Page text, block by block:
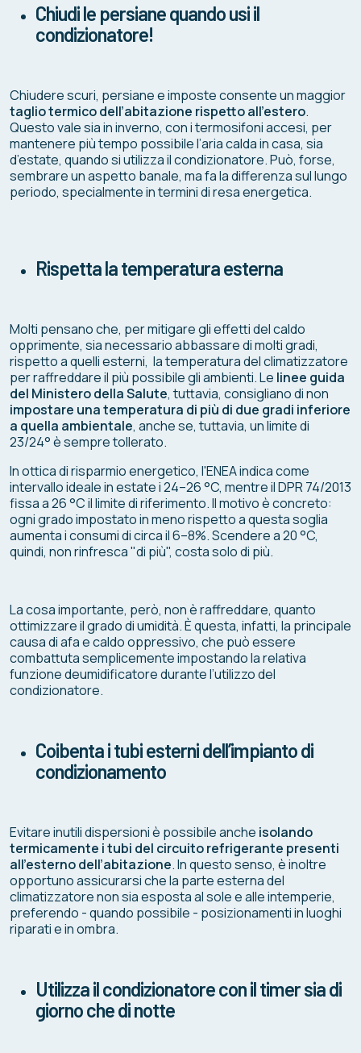
Chiudi le persiane quando usi il
condizionatore!
Chiudere scuri, persiane e imposte consente un maggior
taglio termico dell’abitazione rispetto all’estero.
Questo vale sia in inverno, con i termosifoni accesi, per
mantenere più tempo possibile l’aria calda in casa, sia
d’estate, quando si utilizza il condizionatore. Può, forse,
sembrare un aspetto banale, ma fa la differenza sul lungo
periodo, specialmente in termini di resa energetica.
Rispetta la temperatura esterna
Molti pensano che, per mitigare gli effetti del caldo
opprimente, sia necessario abbassare di molti gradi,
rispetto a quelli esterni, la temperatura del climatizzatore
per raffreddare il più possibile gli ambienti. Le linee guida
del Ministero della Salute, tuttavia, consigliano di non
impostare una temperatura di più di due gradi inferiore
a quella ambientale, anche se, tuttavia, un limite di
23/24° è sempre tollerato.
In ottica di risparmio energetico, l'ENEA indica come
intervallo ideale in estate i 24–26 °C, mentre il DPR 74/2013
fissa a 26 °C il limite di riferimento. Il motivo è concreto:
ogni grado impostato in meno rispetto a questa soglia
aumenta i consumi di circa il 6–8%. Scendere a 20 °C,
quindi, non rinfresca "di più", costa solo di più.
La cosa importante, però, non è raffreddare, quanto
ottimizzare il grado di umidità. È questa, infatti, la principale
causa di afa e caldo oppressivo, che può essere
combattuta semplicemente impostando la relativa
funzione deumidificatore durante l’utilizzo del
condizionatore.
Coibenta i tubi esterni dell’impianto di
condizionamento
Evitare inutili dispersioni è possibile anche isolando
termicamente i tubi del circuito refrigerante presenti
all’esterno dell’abitazione. In questo senso, è inoltre
opportuno assicurarsi che la parte esterna del
climatizzatore non sia esposta al sole e alle intemperie,
preferendo - quando possibile - posizionamenti in luoghi
riparati e in ombra.
Utilizza il condizionatore con il timer sia di
giorno che di notte